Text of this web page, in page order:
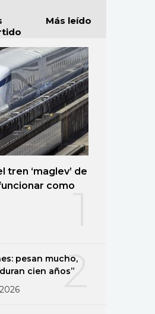
Más leído
tren ‘maglev’ de
como
2
pesan mucho,
cien años”